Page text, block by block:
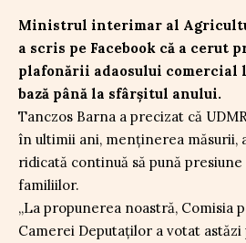
Ministrul interimar al
a scris pe Facebook că a cerut
plafonării adaosului comercial
bază până la sfârșitul anului.
Tanczos Barna a precizat că
în ultimii ani, menținerea măsurii,
ridicată continuă să pună
familiilor.
„La propunerea noastră, Comisia
Camerei Deputaților a votat